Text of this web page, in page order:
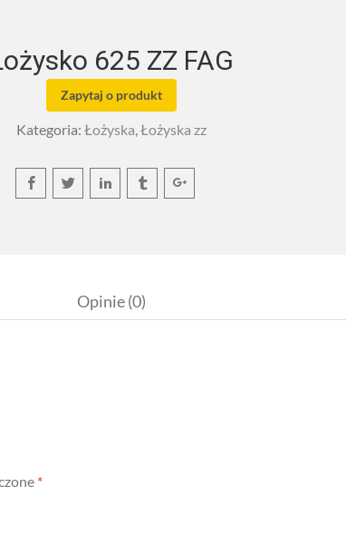
625 ZZ FAG
Zapytaj o produkt
Kategoria: Łożyska,Łożyska zz
Opinie (0)
*